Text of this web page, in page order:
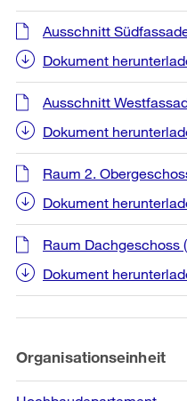
Ausschnitt
Dokument
Ausschnitt
Dokument
Raum 2.
Dokument
Raum Dachgeschoss
Dokument
Organisationseinheit